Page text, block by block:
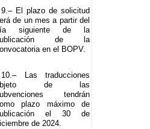
9.– El plazo de solicitud
de un mes a partir del
siguiente de la
de la
en el BOPV.
10.– Las traducciones
de las
tendrán
plazo máximo de
el 30 de
de 2024.